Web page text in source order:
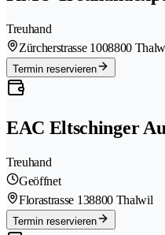
Treuhand
Zürcherstrasse 1008800
Termin reservieren
EAC Eltschinger
Treuhand
Geöffnet
Florastrasse 138800 Thalwil
Termin reservieren